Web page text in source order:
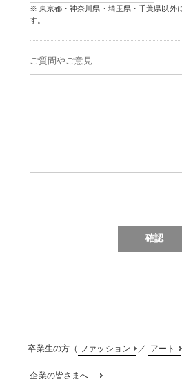
東京都・神奈川県・埼玉県・千葉県以外
す。
ご質問やご意見
卒業生の方（ ファッション ／ アート
企業の皆さまへ